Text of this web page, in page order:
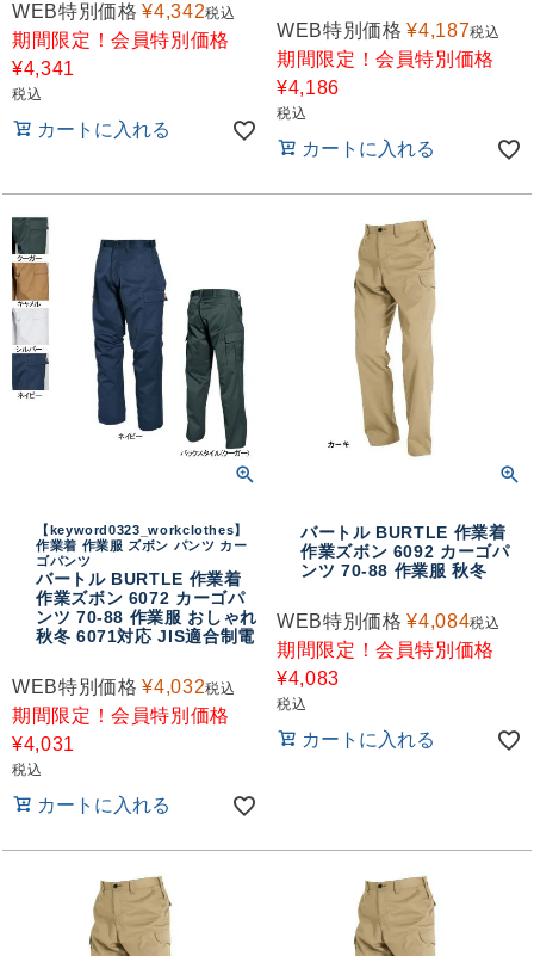
WEB特別価格 ¥4,342税込
期間限定！会員特別価格
¥4,341
税込
カートに入れる
WEB特別価格 ¥4,187税込
期間限定！会員特別価格
¥4,186
税込
カートに入れる
【keyword0323_workclothes】
作業着 作業服 ズボン パンツ カー
ゴパンツ
バートル BURTLE 作業着
作業ズボン 6072 カーゴパ
ンツ 70-88 作業服 おしゃれ
秋冬 6071対応 JIS適合制電
WEB特別価格 ¥4,032税込
期間限定！会員特別価格
¥4,031
税込
カートに入れる
バートル BURTLE 作業着
作業ズボン 6092 カーゴパ
ンツ 70-88 作業服 秋冬
WEB特別価格 ¥4,084税込
期間限定！会員特別価格
¥4,083
税込
カートに入れる